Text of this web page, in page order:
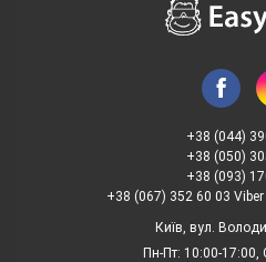
+38 (044)
+38 (050)
+38 (093)
+38 (067) 352 60 03
Київ, вул.
Пн-Пт: 10:00-17:00,